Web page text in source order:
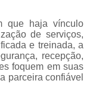
Empresa
Empresa de
Empresa
Empresa de
que haja vínculo
de serviços,
e treinada, a
recepção,
foquem em suas
parceira confiável